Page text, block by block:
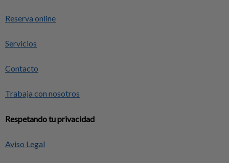
Reserva online
Servicios
Contacto
Trabaja con nosotros
Respetando tu privacidad
Aviso Legal